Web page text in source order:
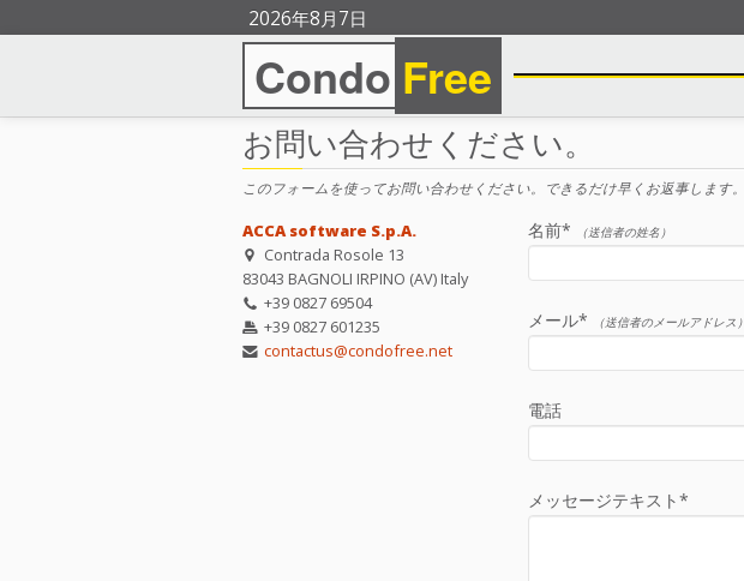
2026年8月7日
Condo Free
お問い合わせください。
このフォームを使ってお問い合わせください。できるだけ早くお返事します。
ACCA software S.p.A.
Contrada Rosole 13
83043 BAGNOLI IRPINO (AV) Italy
+39 0827 69504
+39 0827 601235
contactus@condofree.net
名前* （送信者の姓名）
メール* （送信者のメールアドレス）
電話
メッセージテキスト*